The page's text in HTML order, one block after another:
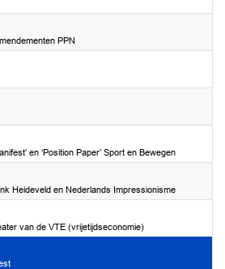
PPN
en ‘Position Paper’ Sport en Bewegen
Heideveld en Nederlands Impressionisme
van de VTE (vrijetijdseconomie)